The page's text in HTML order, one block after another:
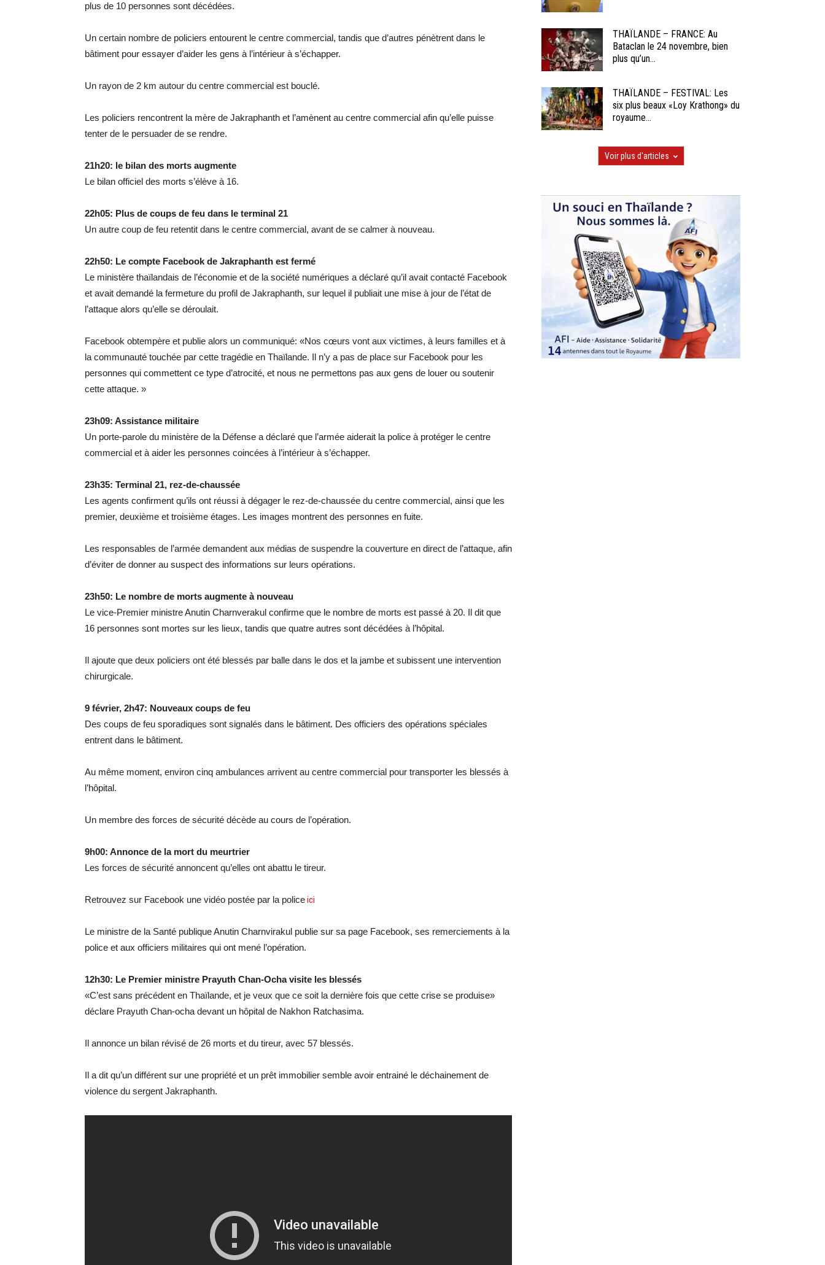
plus de 10 personnes sont décédées.
Un certain nombre de policiers entourent le centre commercial, tandis que d’autres pénètrent dans le
bâtiment pour essayer d’aider les gens à l’intérieur à s’échapper.
Un rayon de 2 km autour du centre commercial est bouclé.
Les policiers rencontrent la mère de Jakraphanth et l’amènent au centre commercial afin qu’elle puisse
tenter de le persuader de se rendre.
21h20: le bilan des morts augmente
Le bilan officiel des morts s’élève à 16.
22h05: Plus de coups de feu dans le terminal 21
Un autre coup de feu retentit dans le centre commercial, avant de se calmer à nouveau.
22h50: Le compte Facebook de Jakraphanth est fermé
Le ministère thaïlandais de l’économie et de la société numériques a déclaré qu’il avait contacté Facebook
et avait demandé la fermeture du profil de Jakraphanth, sur lequel il publiait une mise à jour de l’état de
l’attaque alors qu’elle se déroulait.
Facebook obtempère et publie alors un communiqué: «Nos cœurs vont aux victimes, à leurs familles et à
la communauté touchée par cette tragédie en Thaïlande. Il n’y a pas de place sur Facebook pour les
personnes qui commettent ce type d’atrocité, et nous ne permettons pas aux gens de louer ou soutenir
cette attaque. »
23h09: Assistance militaire
Un porte-parole du ministère de la Défense a déclaré que l’armée aiderait la police à protéger le centre
commercial et à aider les personnes coincées à l’intérieur à s’échapper.
23h35: Terminal 21, rez-de-chaussée
Les agents confirment qu’ils ont réussi à dégager le rez-de-chaussée du centre commercial, ainsi que les
premier, deuxième et troisième étages. Les images montrent des personnes en fuite.
Les responsables de l’armée demandent aux médias de suspendre la couverture en direct de l’attaque, afin
d’éviter de donner au suspect des informations sur leurs opérations.
23h50: Le nombre de morts augmente à nouveau
Le vice-Premier ministre Anutin Charnverakul confirme que le nombre de morts est passé à 20. Il dit que
16 personnes sont mortes sur les lieux, tandis que quatre autres sont décédées à l’hôpital.
Il ajoute que deux policiers ont été blessés par balle dans le dos et la jambe et subissent une intervention
chirurgicale.
9 février, 2h47: Nouveaux coups de feu
Des coups de feu sporadiques sont signalés dans le bâtiment. Des officiers des opérations spéciales
entrent dans le bâtiment.
Au même moment, environ cinq ambulances arrivent au centre commercial pour transporter les blessés à
l’hôpital.
Un membre des forces de sécurité décède au cours de l’opération.
9h00: Annonce de la mort du meurtrier
Les forces de sécurité annoncent qu’elles ont abattu le tireur.
Retrouvez sur Facebook une vidéo postée par la policeici
Le ministre de la Santé publique Anutin Charnvirakul publie sur sa page Facebook, ses remerciements à la
police et aux officiers militaires qui ont mené l’opération.
12h30: Le Premier ministre Prayuth Chan-Ocha visite les blessés
«C’est sans précédent en Thaïlande, et je veux que ce soit la dernière fois que cette crise se produise»
déclare Prayuth Chan-ocha devant un hôpital de Nakhon Ratchasima.
Il annonce un bilan révisé de 26 morts et du tireur, avec 57 blessés.
Il a dit qu’un différent sur une propriété et un prêt immobilier semble avoir entrainé le déchainement de
violence du sergent Jakraphanth.
THAÏLANDE – FRANCE: Au
Bataclan le 24 novembre, bien
plus qu’un...
THAÏLANDE – FESTIVAL: Les
six plus beaux «Loy Krathong» du
royaume...
Voir plus d'articles